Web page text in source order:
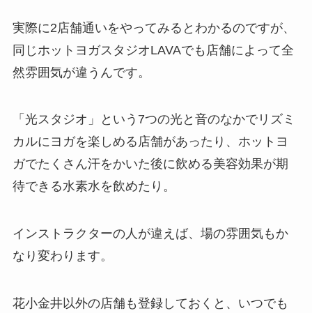
実際に2店舗通いをやってみるとわかるのですが、
同じホットヨガスタジオLAVAでも店舗によって全
然雰囲気が違うんです。
「光スタジオ」
という7つの光と音のなかでリズミ
カルにヨガを楽しめる店舗があったり、ホットヨ
ガでたくさん汗をかいた後に飲める美容効果が期
待できる水素水を飲めたり。
インストラクターの人が違えば、場の雰囲気もか
なり変わります。
花小金井以外の店舗も登録しておくと、いつでも